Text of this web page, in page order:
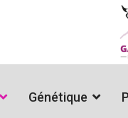
Génétique